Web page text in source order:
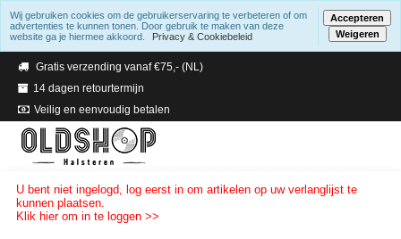
Verzending binnen 2 a 3 werkdagen
Gratis verzending vanaf €75,- (NL)
14 dagen retourtermijn
Veilig en eenvoudig betalen
U bent niet ingelogd, log eerst in om artikelen op uw verlanglijst te
kunnen plaatsen.
Klik hier om in te loggen >>
Wij gebruiken cookies om de gebruikerservaring te verbeteren of om
advertenties te kunnen tonen. Door gebruik te maken van deze
website ga je hiermee akkoord.
Privacy & Cookiebeleid
Accepteren
Weigeren